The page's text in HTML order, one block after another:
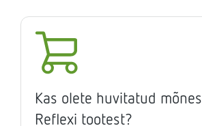
Kas olete huvitatud
Reflexi tootest?